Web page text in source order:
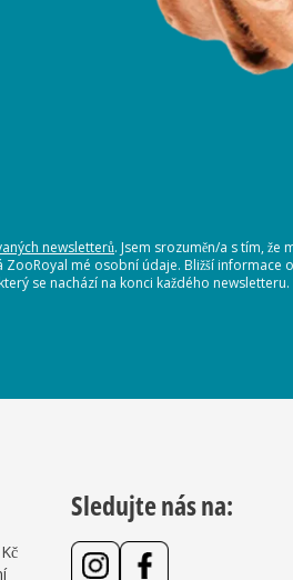
newsletterů. Jsem srozuměn/a s tím,
mé osobní údaje. Bližší informace
se nachází na konci každého
Sledujte nás na: